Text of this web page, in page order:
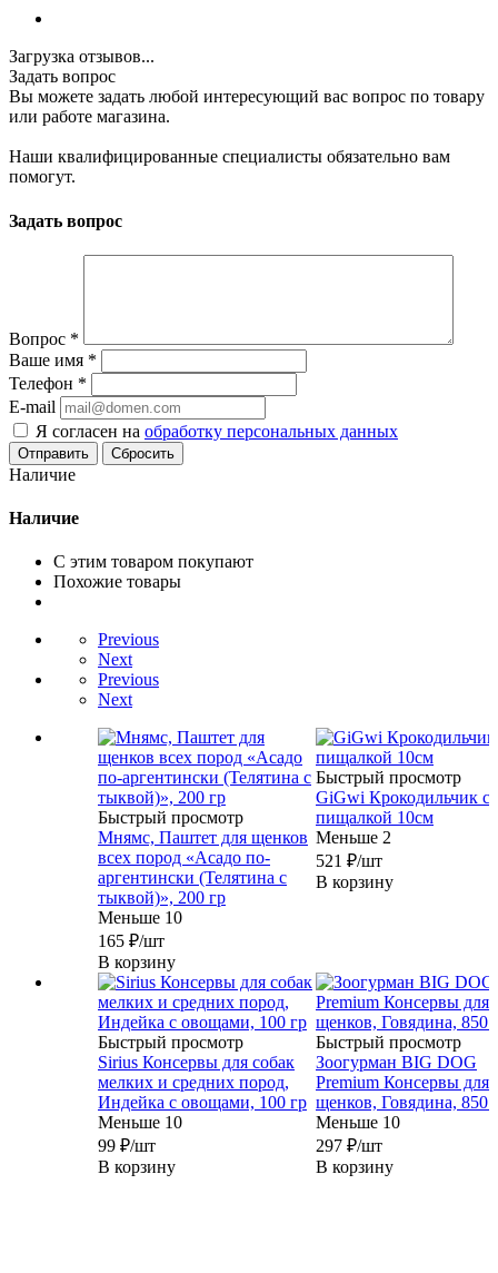
Загрузка отзывов...
Задать вопрос
Вы можете задать любой интересующий вас вопрос по товару
или работе магазина.
Наши квалифицированные специалисты обязательно вам
помогут.
Задать вопрос
Вопрос *
Ваше имя *
Телефон *
E-mail
Я согласен на обработку персональных данных
Сбросить
Наличие
Наличие
С этим товаром покупают
Похожие товары
Previous
Next
Previous
Next
Быстрый просмотр
Мнямс, Паштет для щенков
всех пород «Асадо по-
аргентински (Телятина с
тыквой)», 200 гр
Меньше 10
165 ₽/шт
В корзину
Быстрый просмотр
GiGwi Крокодильчик с
пищалкой 10см
Меньше 2
521 ₽/шт
В корзину
Быстрый просмотр
Sirius Консервы для собак
мелких и средних пород,
Индейка с овощами, 100 гр
Меньше 10
99 ₽/шт
В корзину
Быстрый просмотр
Зоогурман BIG DOG
Premium Консервы для
щенков, Говядина, 850
Меньше 10
297 ₽/шт
В корзину